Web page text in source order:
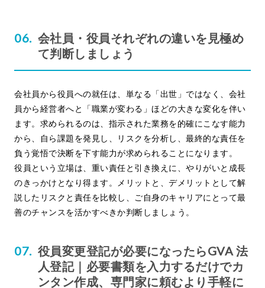
会社員・役員それぞれの違いを見極め
て判断しましょう
会社員から役員への就任は、単なる「出世」ではなく、会社
員から経営者へと「職業が変わる」ほどの大きな変化を伴い
ます。求められるのは、指示された業務を的確にこなす能力
から、自ら課題を発見し、リスクを分析し、最終的な責任を
負う覚悟で決断を下す能力が求められることになります。
役員という立場は、重い責任と引き換えに、やりがいと成長
のきっかけとなり得ます。メリットと、デメリットとして解
説したリスクと責任を比較し、ご自身のキャリアにとって最
善のチャンスを活かすべきか判断しましょう。
役員変更登記が必要になったらGVA 法
人登記｜必要書類を入力するだけでカ
ンタン作成、専門家に頼むより手軽に